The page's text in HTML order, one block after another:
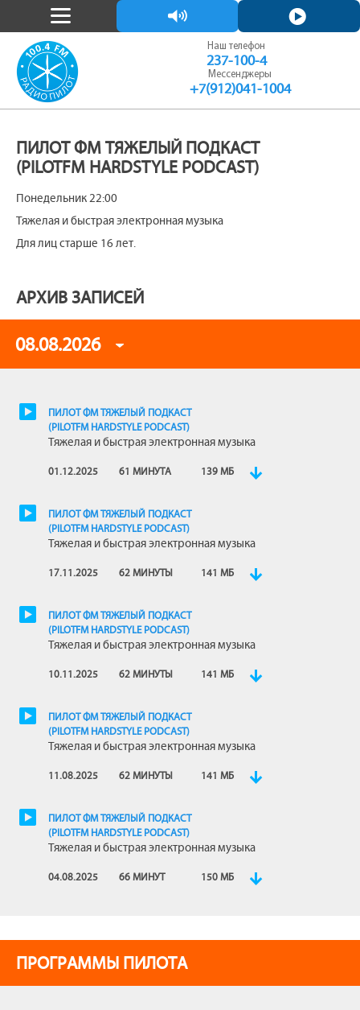
Наш телефон
237-100-4
Мессенджеры
+7(912)041-1004
СЛУШАТЬ СМОТРЕТЬ
ПИЛОТ ФМ ТЯЖЕЛЫЙ ПОДКАСТ
(PILOTFM HARDSTYLE PODCAST)
Понедельник 22:00
Тяжелая и быстрая электронная музыка
Для лиц старше 16 лет.
АРХИВ ЗАПИСЕЙ
ПИЛОТ ФМ ТЯЖЕЛЫЙ ПОДКАСТ
(PILOTFM HARDSTYLE PODCAST)
Тяжелая и быстрая электронная музыка
01.12.2025 61 МИНУТА 139 МБ
ПИЛОТ ФМ ТЯЖЕЛЫЙ ПОДКАСТ
(PILOTFM HARDSTYLE PODCAST)
Тяжелая и быстрая электронная музыка
17.11.2025 62 МИНУТЫ 141 МБ
ПИЛОТ ФМ ТЯЖЕЛЫЙ ПОДКАСТ
(PILOTFM HARDSTYLE PODCAST)
Тяжелая и быстрая электронная музыка
10.11.2025 62 МИНУТЫ 141 МБ
ПИЛОТ ФМ ТЯЖЕЛЫЙ ПОДКАСТ
(PILOTFM HARDSTYLE PODCAST)
Тяжелая и быстрая электронная музыка
11.08.2025 62 МИНУТЫ 141 МБ
ПИЛОТ ФМ ТЯЖЕЛЫЙ ПОДКАСТ
(PILOTFM HARDSTYLE PODCAST)
Тяжелая и быстрая электронная музыка
04.08.2025 66 МИНУТ 150 МБ
ПРОГРАММЫ ПИЛОТА